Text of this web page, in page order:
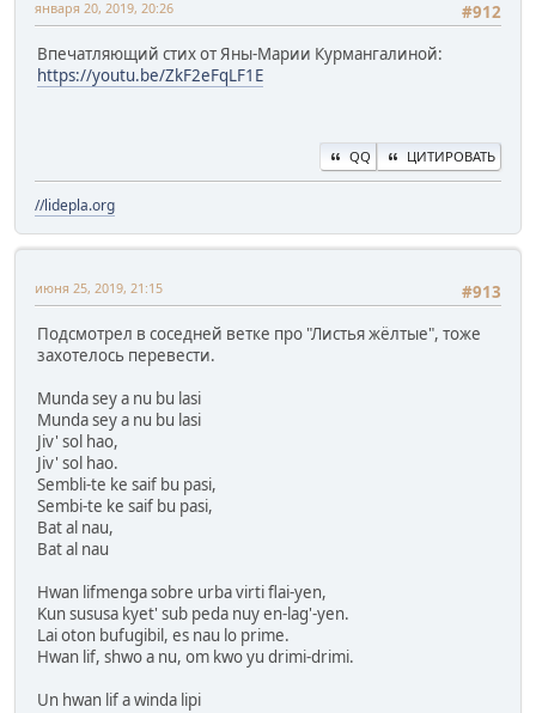
#912
января 20, 2019, 20:26
Впечатляющий стих от Яны-Марии Курмангалиной:
https://youtu.be/ZkF2eFqLF1E
QQ ЦИТИРОВАТЬ
//lidepla.org
#913
июня 25, 2019, 21:15
Подсмотрел в соседней ветке про "Листья жёлтые", тоже
захотелось перевести.
Munda sey a nu bu lasi
Munda sey a nu bu lasi
Jiv' sol hao,
Jiv' sol hao.
Sembli-te ke saif bu pasi,
Sembi-te ke saif bu pasi,
Bat al nau,
Bat al nau
Hwan lifmenga sobre urba virti flai-yen,
Kun sususa kyet' sub peda nuy en-lag'-yen.
Lai oton bufugibil, es nau lo prime.
Hwan lif, shwo a nu, om kwo yu drimi-drimi.
Un hwan lif a winda lipi